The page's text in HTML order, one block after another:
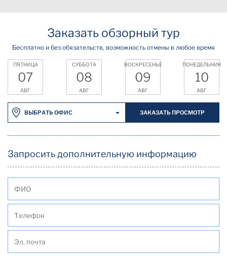
Заказать обзорный тур
Бесплатно и без обязательств, возможность отмены в любое время
ПЯТНИЦА
07
АВГ
СУББОТА
08
АВГ
ВОСКРЕСЕНЬЕ
09
АВГ
ПОНЕДЕЛЬНИК
10
АВГ
ВЫБРАТЬ ОФИС ЗАКАЗАТЬ ПРОСМОТР
Запросить дополнительную информацию